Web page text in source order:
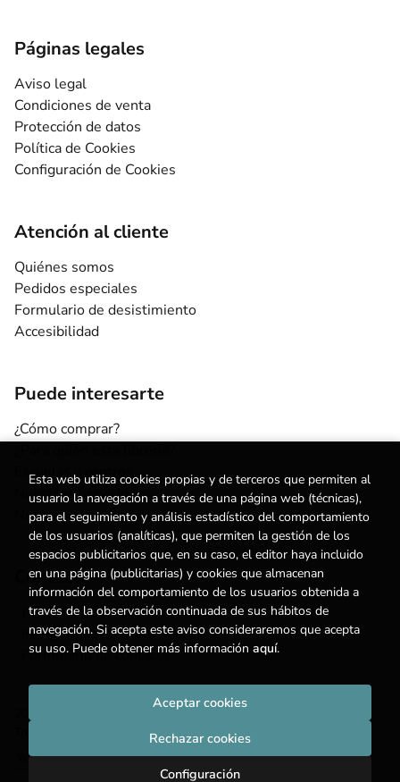
Páginas legales
Aviso legal
Condiciones de venta
Protección de datos
Política de Cookies
Configuración de Cookies
Atención al cliente
Quiénes somos
Pedidos especiales
Formulario de desistimiento
Accesibilidad
Puede interesarte
¿Cómo comprar?
Escuelas y centros
Nuestros Servicios
Noticias
Contacto
(+34) 615 55 96 54
info@degestalt.com
Formulario de contacto
2026 ©
. Todos los Derechos Reservados |
Esta web utiliza cookies propias y de terceros que permiten al
usuario la navegación a través de una página web (técnicas),
para el seguimiento y análisis estadístico del comportamiento
de los usuarios (analíticas), que permiten la gestión de los
espacios publicitarios que, en su caso, el editor haya incluido
en una página (publicitarias) y cookies que almacenan
información del comportamiento de los usuarios obtenida a
través de la observación continuada de sus hábitos de
navegación. Si acepta este aviso consideraremos que acepta
su uso. Puede obtener más información aquí.
Configuración
Rechazar cookies
Aceptar cookies